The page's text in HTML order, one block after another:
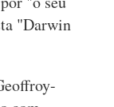
"Darwin